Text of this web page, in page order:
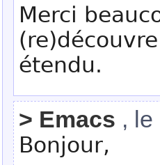
Merci
étendu.
> Emacs ,
Bonjour,